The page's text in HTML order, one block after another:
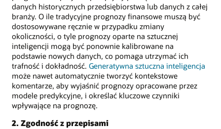
danych historycznych przedsiębiorstwa lub danych z całej
branży. O ile tradycyjne prognozy finansowe muszą być
dostosowywane ręcznie w przypadku zmiany
okoliczności, o tyle prognozy oparte na sztucznej
inteligencji mogą być ponownie kalibrowane na
podstawie nowych danych, co pomaga utrzymać ich
trafność i dokładność. Generatywna sztuczna inteligencja
może nawet automatycznie tworzyć kontekstowe
komentarze, aby wyjaśnić prognozy opracowane przez
modele predykcyjne, i określać kluczowe czynniki
wpływające na prognozę.
2. Zgodność z przepisami